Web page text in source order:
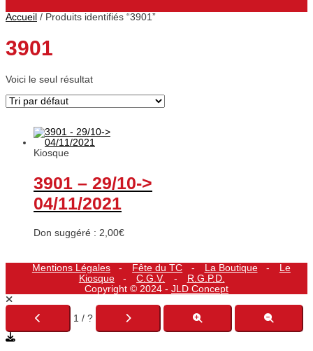
Accueil / Produits identifiés “3901”
3901
Voici le seul résultat
Kiosque
3901 – 29/10->
04/11/2021
Don suggéré : 2,00€
Mentions Légales Fête du TC La Boutique
Le
Kiosque
C.G.V.
R.G.P.D.
Copyright © 2024 - JLD Concept
1 / ?